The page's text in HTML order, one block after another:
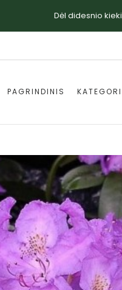
Dėl didesnio
PAGRINDINIS